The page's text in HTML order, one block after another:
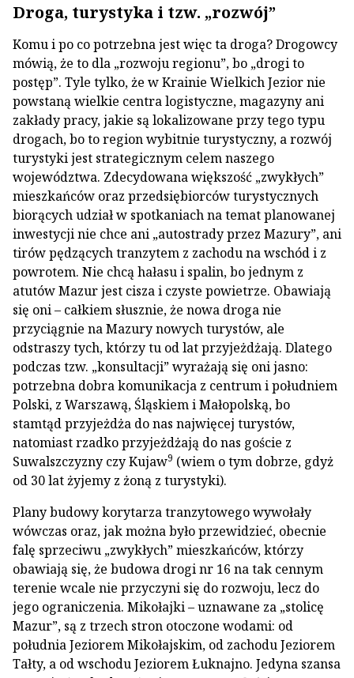
Droga, turystyka i tzw. „rozwój”
Komu i po co potrzebna jest więc ta droga? Drogowcy
mówią, że to dla „rozwoju regionu”, bo „drogi to
postęp”. Tyle tylko, że w Krainie Wielkich Jezior nie
powstaną wielkie centra logistyczne, magazyny ani
zakłady pracy, jakie są lokalizowane przy tego typu
drogach, bo to region wybitnie turystyczny, a rozwój
turystyki jest strategicznym celem naszego
województwa. Zdecydowana większość „zwykłych”
mieszkańców oraz przedsiębiorców turystycznych
biorących udział w spotkaniach na temat planowanej
inwestycji nie chce ani „autostrady przez Mazury”, ani
tirów pędzących tranzytem z zachodu na wschód i z
powrotem. Nie chcą hałasu i spalin, bo jednym z
atutów Mazur jest cisza i czyste powietrze. Obawiają
się oni – całkiem słusznie, że nowa droga nie
przyciągnie na Mazury nowych turystów, ale
odstraszy tych, którzy tu od lat przyjeżdżają. Dlatego
podczas tzw. „konsultacji” wyrażają się oni jasno:
potrzebna dobra komunikacja z centrum i południem
Polski, z Warszawą, Śląskiem i Małopolską, bo
stamtąd przyjeżdża do nas najwięcej turystów,
natomiast rzadko przyjeżdżają do nas goście z
Suwalszczyzny czy Kujaw9 (wiem o tym dobrze, gdyż
od 30 lat żyjemy z żoną z turystyki).
Plany budowy korytarza tranzytowego wywołały
wówczas oraz, jak można było przewidzieć, obecnie
falę sprzeciwu „zwykłych” mieszkańców, którzy
obawiają się, że budowa drogi nr 16 na tak cennym
terenie wcale nie przyczyni się do rozwoju, lecz do
jego ograniczenia. Mikołajki – uznawane za „stolicę
Mazur”, są z trzech stron otoczone wodami: od
południa Jeziorem Mikołajskim, od zachodu Jeziorem
Tałty, a od wschodu Jeziorem Łuknajno. Jedyna szansa